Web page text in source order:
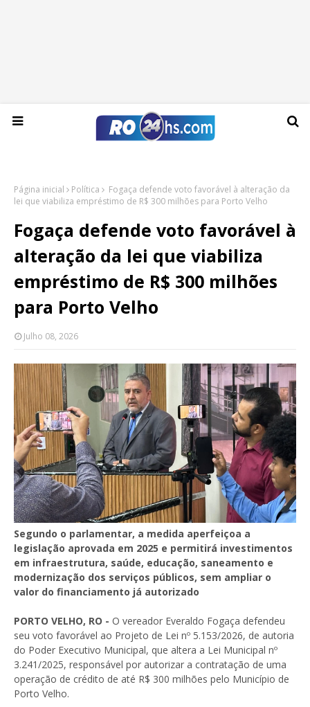
Domingo, 09 de agosto de 2026
Página inicial Política
Fogaça defende voto favorável à alteração da
lei que viabiliza empréstimo de R$ 300 milhões para Porto Velho
Fogaça defende voto favorável à
alteração da lei que viabiliza
empréstimo de R$ 300 milhões
para Porto Velho
Julho 08, 2026
Segundo o parlamentar, a medida aperfeiçoa a
legislação aprovada em 2025 e permitirá investimentos
em infraestrutura, saúde, educação, saneamento e
modernização dos serviços públicos, sem ampliar o
valor do financiamento já autorizado
PORTO VELHO, RO - O vereador Everaldo Fogaça defendeu
seu voto favorável ao Projeto de Lei nº 5.153/2026, de autoria
do Poder Executivo Municipal, que altera a Lei Municipal nº
3.241/2025, responsável por autorizar a contratação de uma
operação de crédito de até R$ 300 milhões pelo Município de
Porto Velho.